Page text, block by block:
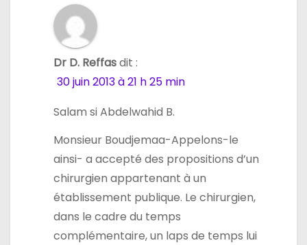
Dr D. Reffasdit :
30 juin 2013 à 21 h 25 min
Salam si Abdelwahid B.
Monsieur Boudjemaa-Appelons-le
ainsi- a accepté des propositions d’un
chirurgien appartenant à un
établissement publique. Le chirurgien,
dans le cadre du temps
complémentaire, un laps de temps lui